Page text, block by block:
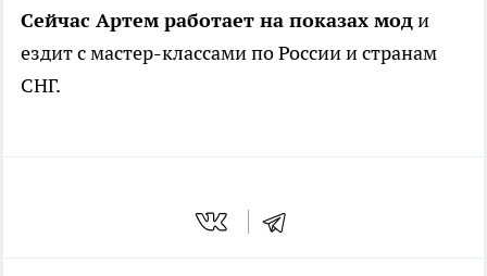
Сейчас Артем работает на показах моди
ездит с мастер-классами по России и странам
СНГ.